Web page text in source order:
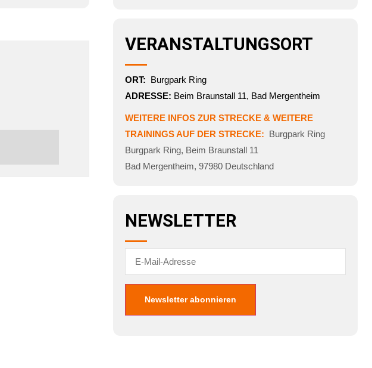
VERANSTALTUNGSORT
ORT: Burgpark Ring
ADRESSE: Beim Braunstall 11, Bad Mergentheim
WEITERE INFOS ZUR STRECKE & WEITERE
TRAININGS AUF DER STRECKE: Burgpark Ring
Burgpark Ring, Beim Braunstall 11
Bad Mergentheim, 97980 Deutschland
NEWSLETTER